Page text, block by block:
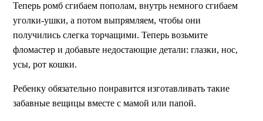
Теперь ромб сгибаем пополам, внутрь немного сгибаем
уголки-ушки, а потом выпрямляем, чтобы они
получились слегка торчащими. Теперь возьмите
фломастер и добавьте недостающие детали: глазки, нос,
усы, рот кошки.
Ребенку обязательно понравится изготавливать такие
забавные вещицы вместе с мамой или папой.